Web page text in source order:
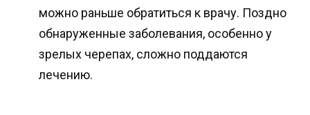
можно раньше обратиться к врачу. Поздно
обнаруженные заболевания, особенно у
зрелых черепах, сложно поддаются
лечению.